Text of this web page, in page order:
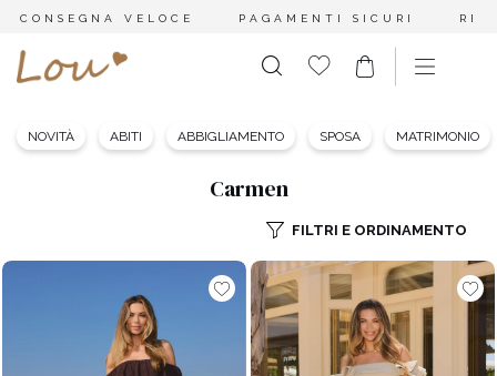
CONSEGNA VELOCE PAGAMENTI SICURI
NOVITÀ ABITI ABBIGLIAMENTO SPOSA MATRIMONIO
Carmen
FILTRI E ORDINAMENTO